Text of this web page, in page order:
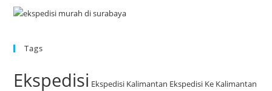
Tags
Ekspedisi Ekspedisi Kalimantan Ekspedisi Ke Kalimantan